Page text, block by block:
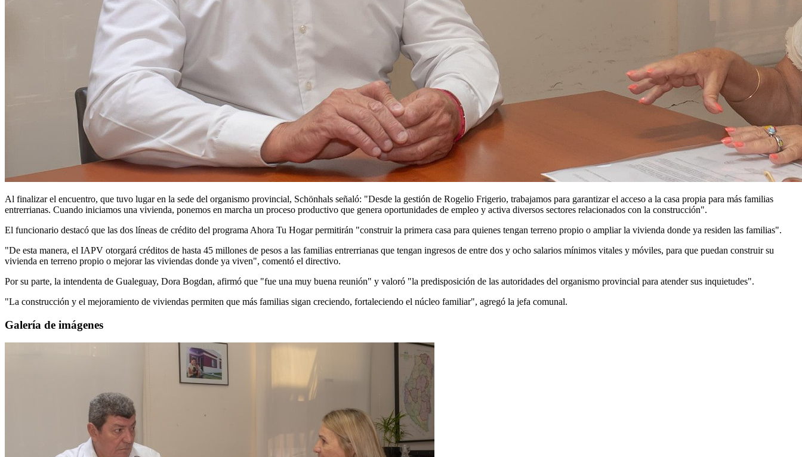
Al finalizar el encuentro, que tuvo lugar en la sede del organismo provincial, Schönhals señaló: "Desde la gestión de Rogelio Frigerio, trabajamos para garantizar el acceso a la casa propia para más familias
entrerrianas. Cuando iniciamos una vivienda, ponemos en marcha un proceso productivo que genera oportunidades de empleo y activa diversos sectores relacionados con la construcción".
El funcionario destacó que las dos líneas de crédito del programa Ahora Tu Hogar permitirán "construir la primera casa para quienes tengan terreno propio o ampliar la vivienda donde ya residen las familias".
"De esta manera, el IAPV otorgará créditos de hasta 45 millones de pesos a las familias entrerrianas que tengan ingresos de entre dos y ocho salarios mínimos vitales y móviles, para que puedan construir su
vivienda en terreno propio o mejorar las viviendas donde ya viven", comentó el directivo.
Por su parte, la intendenta de Gualeguay, Dora Bogdan, afirmó que "fue una muy buena reunión" y valoró "la predisposición de las autoridades del organismo provincial para atender sus inquietudes".
"La construcción y el mejoramiento de viviendas permiten que más familias sigan creciendo, fortaleciendo el núcleo familiar", agregó la jefa comunal.
Galería de imágenes